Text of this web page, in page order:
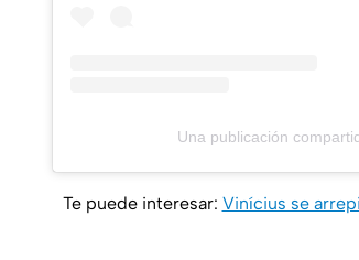
Una publicación
Te puede interesar: Vinícius se